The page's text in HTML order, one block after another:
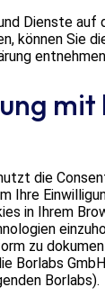
Dienste auf
können Sie
mit
die
Ihre
in Ihrem
zu
Borlabs
Borlabs).